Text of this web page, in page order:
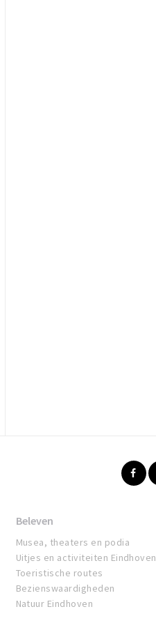
Beleven
Musea, theaters en podia
Uitjes en activiteiten Eindhoven
Toeristische routes
Bezienswaardigheden
Natuur Eindhoven